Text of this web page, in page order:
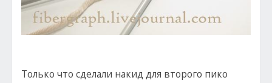
Только что сделали накид для второго пико